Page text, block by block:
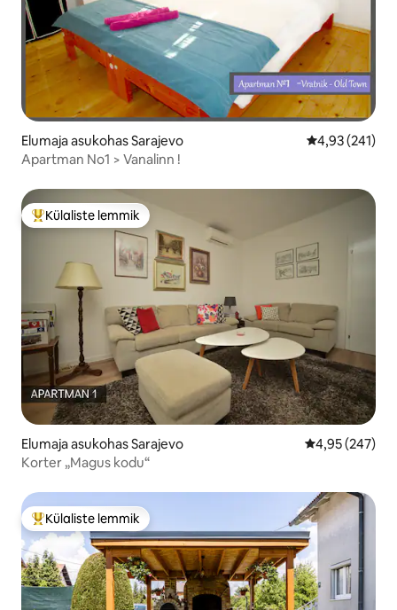
Elumaja asukohas Sarajevo Keskmine
4,93 (241)
Apartman No1 > Vanalinn !
Külaliste suur lemmik
Külaliste lemmik
Elumaja asukohas Sarajevo Keskmine
4,95 (247)
Korter „Magus kodu“
Külaliste suur lemmik
Külaliste lemmik